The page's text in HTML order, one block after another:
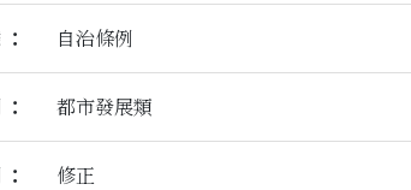
自治條例
都市發展類
修正